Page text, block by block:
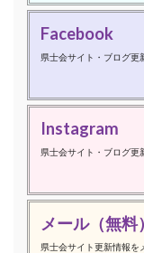
Facebook
県士会サイト・ブログ更
Instagram
県士会サイト・ブログ更
メール（無料）
県士会サイト更新情報を